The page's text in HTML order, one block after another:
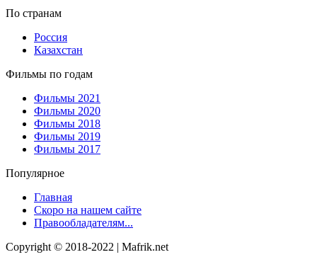
По странам
Россия
Казахстан
Фильмы по годам
Фильмы 2021
Фильмы 2020
Фильмы 2018
Фильмы 2019
Фильмы 2017
Популярное
Главная
Скоро на нашем сайте
Правообладателям...
Copyright © 2018-2022 | Mafrik.net